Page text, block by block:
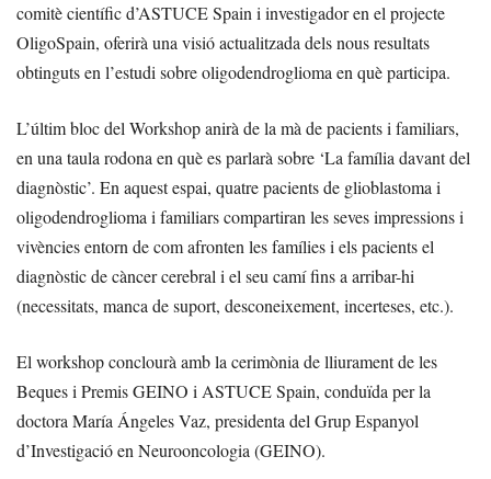
comitè científic d’ASTUCE Spain i investigador en el projecte
OligoSpain, oferirà una visió actualitzada dels nous resultats
obtinguts en l’estudi sobre oligodendroglioma en què participa.
L’últim bloc del Workshop anirà de la mà de pacients i familiars,
en una taula rodona en què es parlarà sobre ‘La família davant del
diagnòstic’. En aquest espai, quatre pacients de glioblastoma i
oligodendroglioma i familiars compartiran les seves impressions i
vivències entorn de com afronten les famílies i els pacients el
diagnòstic de càncer cerebral i el seu camí fins a arribar-hi
(necessitats, manca de suport, desconeixement, incerteses, etc.).
El workshop conclourà amb la cerimònia de lliurament de les
Beques i Premis GEINO i ASTUCE Spain, conduïda per la
doctora María Ángeles Vaz, presidenta del Grup Espanyol
d’Investigació en Neurooncologia (GEINO).